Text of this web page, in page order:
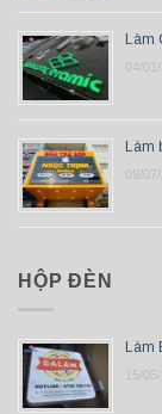
Làm
04/
Làm
09/
HỘP ĐÈN
Làm
15/05/